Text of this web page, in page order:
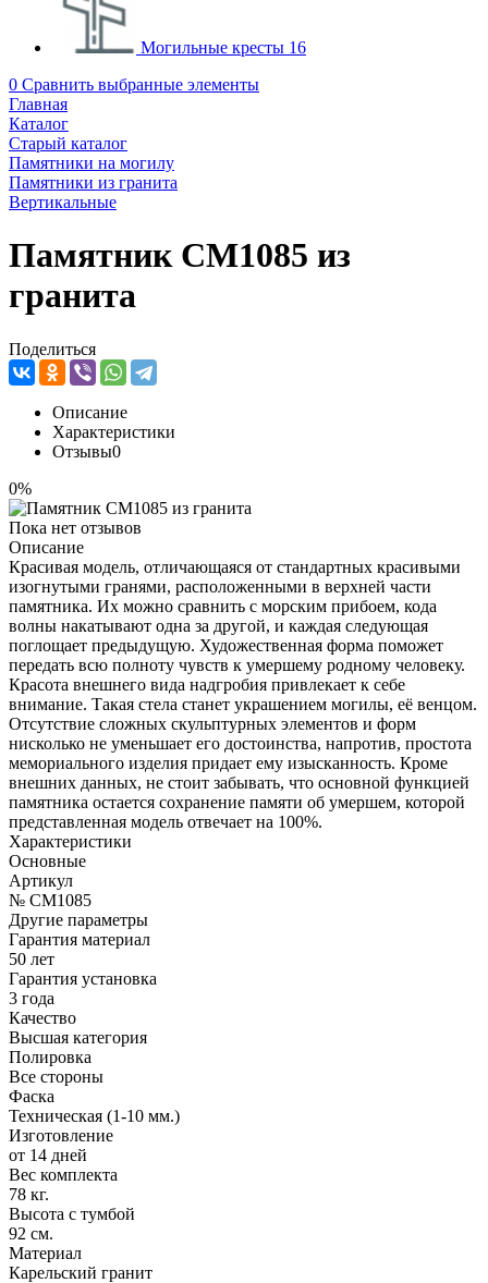
Могильные кресты 16
0 Сравнить выбранные элементы
Главная
Каталог
Старый каталог
Памятники на могилу
Памятники из гранита
Вертикальные
Памятник CM1085 из
гранита
Поделиться
Описание
Характеристики
Отзывы0
0%
Пока нет отзывов
Описание
Красивая модель, отличающаяся от стандартных красивыми
изогнутыми гранями, расположенными в верхней части
памятника. Их можно сравнить с морским прибоем, кода
волны накатывают одна за другой, и каждая следующая
поглощает предыдущую. Художественная форма поможет
передать всю полноту чувств к умершему родному человеку.
Красота внешнего вида надгробия привлекает к себе
внимание. Такая стела станет украшением могилы, её венцом.
Отсутствие сложных скульптурных элементов и форм
нисколько не уменьшает его достоинства, напротив, простота
мемориального изделия придает ему изысканность. Кроме
внешних данных, не стоит забывать, что основной функцией
памятника остается сохранение памяти об умершем, которой
представленная модель отвечает на 100%.
Характеристики
Основные
Артикул
№ CM1085
Другие параметры
Гарантия материал
50 лет
Гарантия установка
3 года
Качество
Высшая категория
Полировка
Все стороны
Фаска
Техническая (1-10 мм.)
Изготовление
от 14 дней
Вес комплекта
78 кг.
Высота с тумбой
92 см.
Материал
Карельский гранит